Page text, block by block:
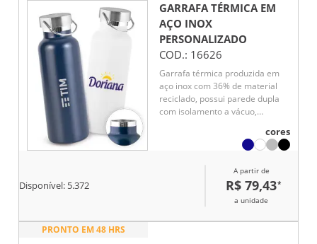
GARRAFA TÉRMICA EM
AÇO INOX
PERSONALIZADO
COD.: 16626
Garrafa térmica produzida em
aço inox com 36% de material
reciclado, possui parede dupla
com isolamento a vácuo,
temperatura das bebidas por
mais tempo. Conta com tampa
em inox, unindo praticidade e
sofisticação. Capacidade de até
cores
Disponível: 5.372
A partir de
R$ 79,43*
a unidade
PRONTO EM 48 HRS